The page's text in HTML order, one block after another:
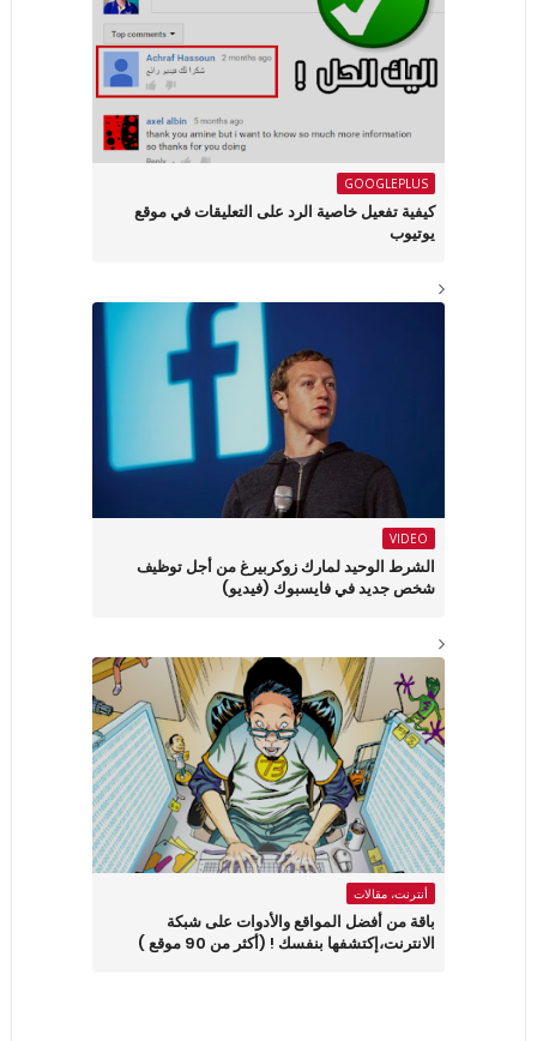
GOOGLEPLUS
كيفية تفعيل خاصية الرد على التعليقات في موقع
يوتيوب
VIDEO
الشرط الوحيد لمارك زوكربيرغ من أجل توظيف
شخص جديد في فايسبوك (فيديو)
أنترنت، مقالات
باقة من أفضل المواقع والأدوات على شبكة
الانترنت،إكتشفها بنفسك ! (أكثر من 90 موقع )